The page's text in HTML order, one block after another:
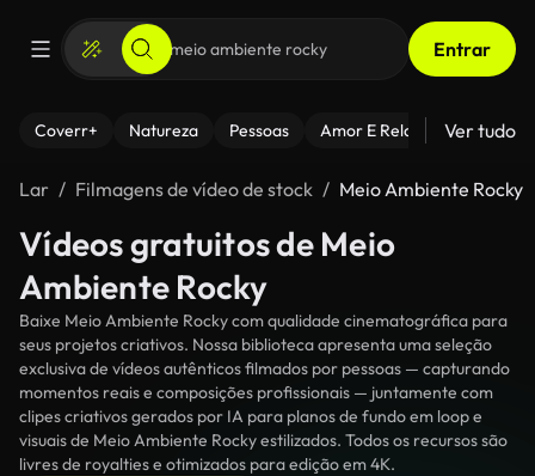
Entrar
Coverr+ Natureza Pessoas Amor E Relacionamentos
Ver tudo
Lar Filmagens de vídeo de stock Meio Ambiente Rocky
Vídeos gratuitos de Meio
Ambiente Rocky
Baixe Meio Ambiente Rocky com qualidade cinematográfica para
seus projetos criativos. Nossa biblioteca apresenta uma seleção
exclusiva de vídeos autênticos filmados por pessoas — capturando
momentos reais e composições profissionais — juntamente com
clipes criativos gerados por IA para planos de fundo em loop e
visuais de Meio Ambiente Rocky estilizados. Todos os recursos são
livres de royalties e otimizados para edição em 4K.